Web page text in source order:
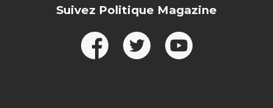
Suivez Politique Magazine